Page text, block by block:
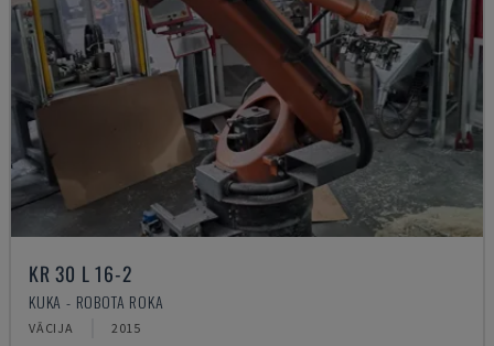
KR 30 L 16-2
KUKA - ROBOTA ROKA
VĀCIJA 2015